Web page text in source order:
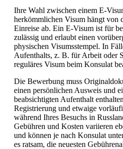
Ihre Wahl zwischen einem E-
herkömmlichen Visum hängt von
Einreise ab. Ein E-Visum ist für
zulässig und erlaubt einen
physischen Visumsstempel. In
Aufenthalts, z. B. für Arbeit oder
reguläres Visum beim Konsulat
Die Bewerbung muss
einen persönlichen Ausweis und
beabsichtigten Aufenthalt
Registrierung und etwaige
während Ihres Besuchs in
Gebühren und Kosten variieren
und können je nach Konsulat
es ratsam, die neuesten